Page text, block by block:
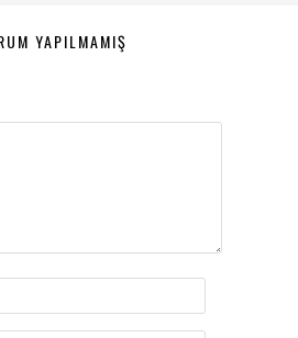
YAPILMAMIŞ